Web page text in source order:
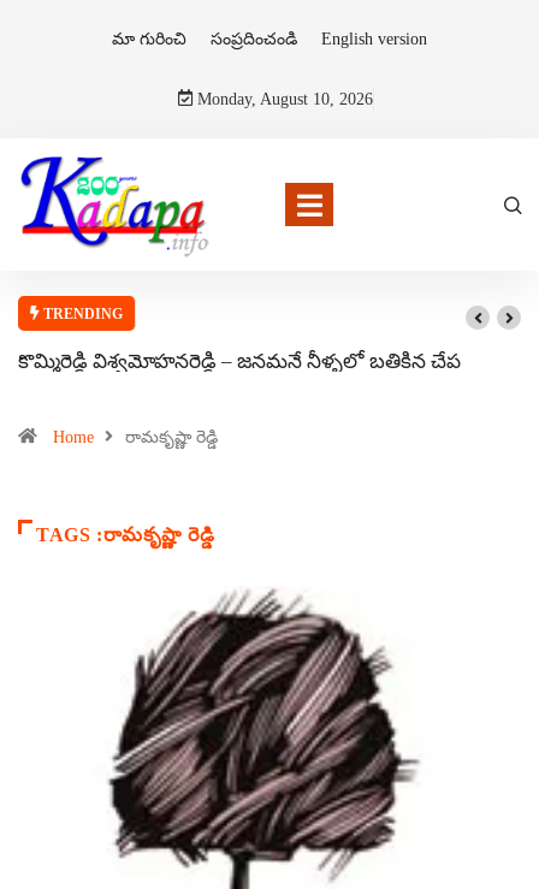
మా గురించి సంప్రదించండి English version
Monday, August 10, 2026
TRENDING
కొమ్మిరెడ్డి విశ్వమోహనరెడ్డి – జనమనే నీళ్ళలో బతికిన చేప
Home రామకృష్ణా రెడ్డి
TAGS :రామకృష్ణా రెడ్డి